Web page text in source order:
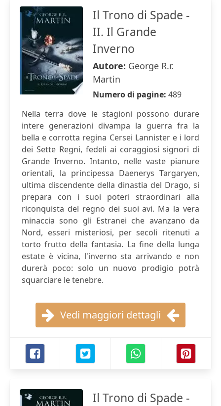
Il Trono di Spade -
II. Il Grande
Inverno
Autore: George R.r.
Martin
Numero di pagine: 489
Nella terra dove le stagioni possono durare
intere generazioni divampa la guerra fra la
bella e corrotta regina Cersei Lannister e i lord
dei Sette Regni, fedeli ai coraggiosi signori di
Grande Inverno. Intanto, nelle vaste pianure
orientali, la principessa Daenerys Targaryen,
ultima discendente della dinastia del Drago, si
prepara con i suoi poteri straordinari alla
riconquista del regno dei suoi avi. Ma la vera
minaccia sono gli Estranei che avanzano da
Nord, esseri misteriosi, per secoli ritenuti a
torto frutto della fantasia. La fine della lunga
estate è vicina, l'inverno sta arrivando e non
durerà poco: solo un nuovo prodigio potrà
squarciare le tenebre.
Vedi maggiori dettagli
Il Trono di Spade -